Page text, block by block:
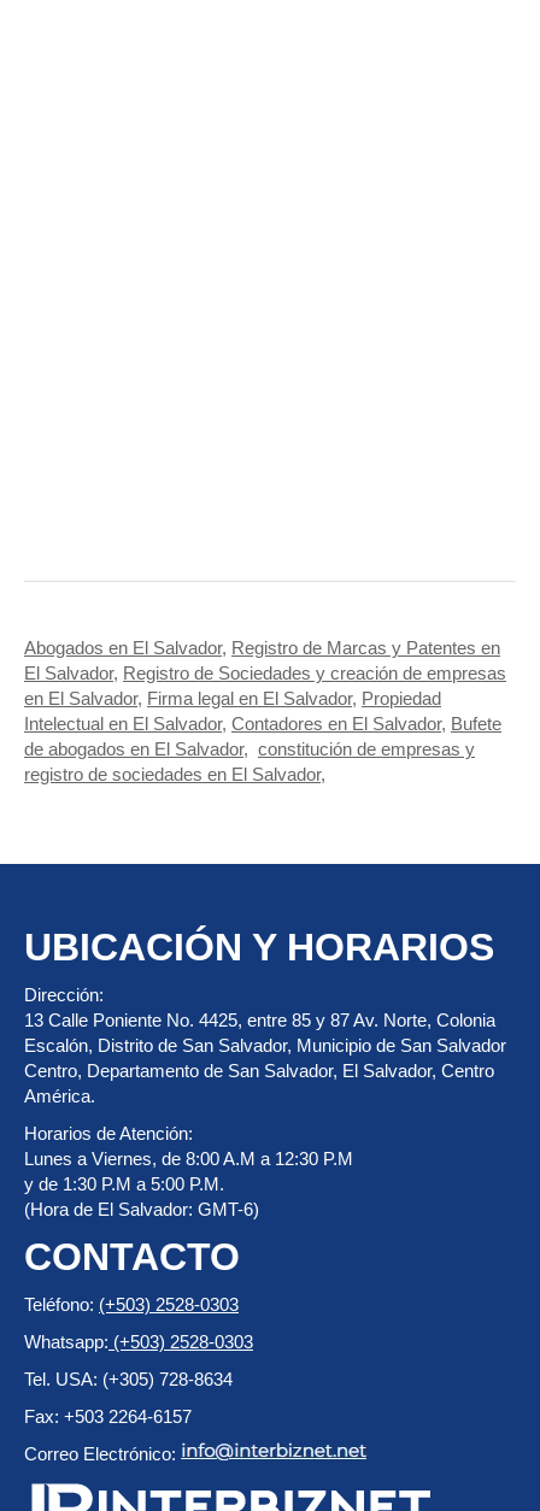
Abogados en El Salvador, Registro de Marcas y Patentes en
El Salvador, Registro de Sociedades y creación de empresas
en El Salvador, Firma legal en El Salvador, Propiedad
Intelectual en El Salvador, Contadores en El Salvador, Bufete
de abogados en El Salvador, constitución de empresas y
registro de sociedades en El Salvador,
UBICACIÓN Y HORARIOS
Dirección:
13 Calle Poniente No. 4425, entre 85 y 87 Av. Norte, Colonia
Escalón, Distrito de San Salvador, Municipio de San Salvador
Centro, Departamento de San Salvador, El Salvador, Centro
América.
Horarios de Atención:
Lunes a Viernes, de 8:00 A.M a 12:30 P.M
y de 1:30 P.M a 5:00 P.M.
(Hora de El Salvador: GMT-6)
CONTACTO
Teléfono: (+503) 2528-0303
Whatsapp: (+503) 2528-0303
Tel. USA: (+305) 728-8634
Fax: +503 2264-6157
Correo Electrónico: